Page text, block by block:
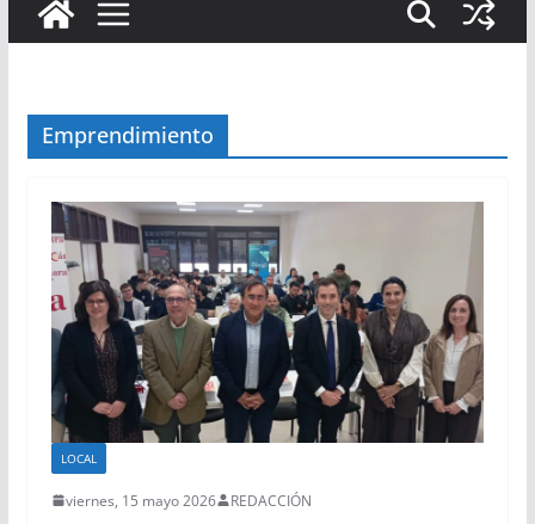
Emprendimiento
LOCAL
viernes, 15 mayo 2026 REDACCIÓN